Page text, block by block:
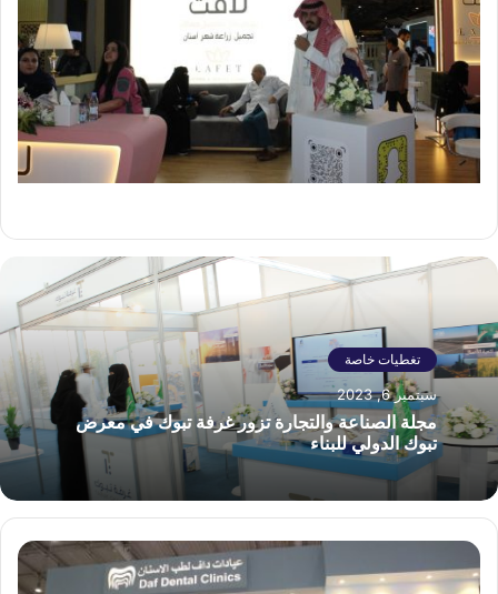
تغطيات خاصة
سبتمبر 6, 2023
مجلة الصناعة والتجارة تزور غرفة تبوك في معرض
تبوك الدولي للبناء